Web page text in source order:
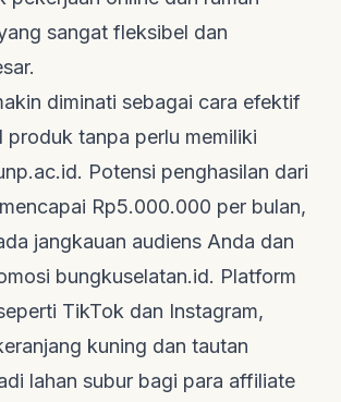
sangat fleksibel dan
diminati sebagai cara efektif
produk tanpa perlu memiliki
. Potensi penghasilan dari
Rp5.000.000 per bulan,
jangkauan audiens Anda dan
bungkuselatan.id. Platform
TikTok dan Instagram,
kuning dan tautan
lahan subur bagi para affiliate